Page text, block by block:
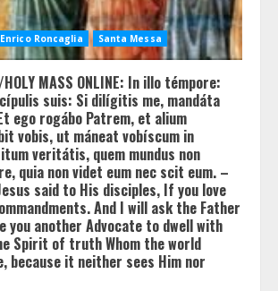
Roncaglia Santa Messa
HOLY MASS ONLINE: In illo témpore:
suis: Si dilígitis me, mandáta
ego rogábo Patrem, et alium
vobis, ut máneat vobíscum in
veritátis, quem mundus non
quia non videt eum nec scit eum. –
said to His disciples, If you love
And I will ask the Father
you another Advocate to dwell with
Spirit of truth Whom the world
because it neither sees Him nor